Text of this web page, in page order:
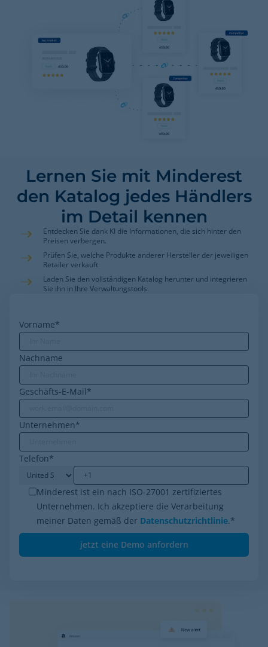
Lernen Sie mit Minderest
den Katalog jedes Händlers
im Detail kennen
Entdecken Sie dank KI die Informationen, die sich hinter den
Preisen verbergen.
Prüfen Sie, welche Produkte anderer Hersteller der jeweiligen
Retailer verkauft.
Laden Sie den vollständigen Katalog herunter und integrieren
Sie ihn in Ihre Verwaltungstools.
Vorname*
Nachname
Geschäfts-E-Mail*
Unternehmen*
Telefon*
Minderest ist ein nach ISO-27001 zertifiziertes
Unternehmen. Ich akzeptiere die Verarbeitung
meiner Daten gemäß der Datenschutzrichtlinie.*